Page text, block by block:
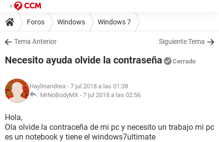
Foros Windows Windows 7
Tema Anterior Siguiente Tema
Necesito ayuda olvide la contraseña Cerrado
Haylinandrea - 7 jul 2018 a las 01:38
MrNoBodyMX - 7 jul 2018 a las 02:56
Hola,
Ola olvide la contraceña de mi pc y necesito un trabajo mi pc
es un notebook y tiene el windows7ultimate